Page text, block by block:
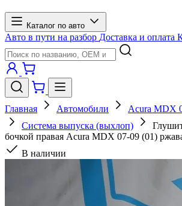
Каталог по авто
Авто в пути на разбор Доставка и оплата
Главная Автомобили Acura MDX
Система выпуска (выхлоп)
бочкой правая Acura MDX 07-09 (01)
В наличии